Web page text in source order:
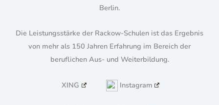
Berlin.
Die Leistungsstärke der Rackow-Schulen ist das Ergebnis
von mehr als 150 Jahren Erfahrung im Bereich der
beruflichen Aus- und Weiterbildung.
XING Instagram